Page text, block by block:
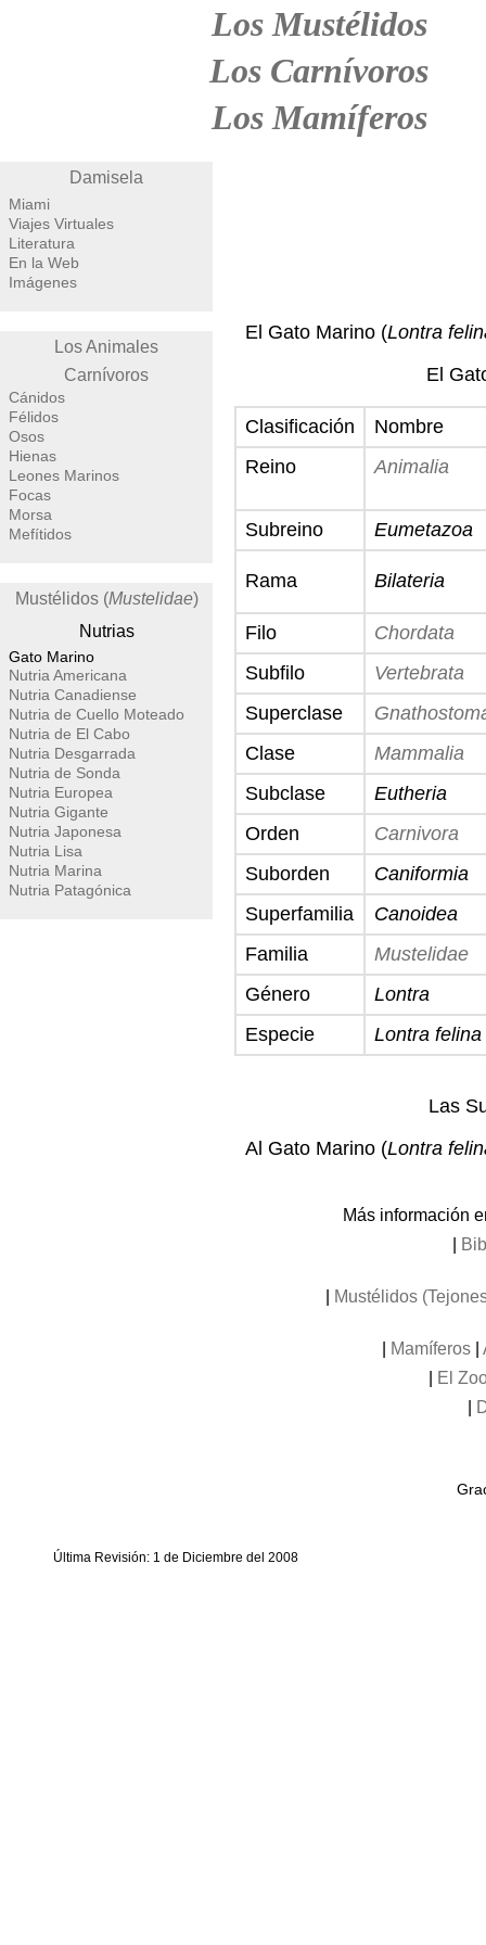
Los Mustélidos
Los Carnívoros
Los Mamíferos
Damisela
Miami
Viajes Virtuales
Literatura
En la Web
Imágenes
Los Animales
Carnívoros
Cánidos
Félidos
Osos
Hienas
Leones Marinos
Focas
Morsa
Mefítidos
Mustélidos (Mustelidae)
Nutrias
Gato Marino
Nutria Americana
Nutria Canadiense
Nutria de Cuello Moteado
Nutria de El Cabo
Nutria Desgarrada
Nutria de Sonda
Nutria Europea
Nutria Gigante
Nutria Japonesa
Nutria Lisa
Nutria Marina
Nutria Patagónica
El Gato Marino (Lontra
El
Clasificación
Nombre
Reino
Animalia
Subreino Eumetazoa
Rama Bilateria
Filo
Chordata
Subfilo
Vertebrata
Superclase
Clase
Mammalia
Subclase
Eutheria
Orden
Carnivora
Suborden
Caniformia
Superfamilia
Canoidea
Familia
Mustelidae
Género
Lontra
Especie
Lontra felina
Las
Al Gato Marino (Lontra
Más información
Mustélidos
Mamíferos|
El
Última Revisión: 1 de Diciembre del 2008